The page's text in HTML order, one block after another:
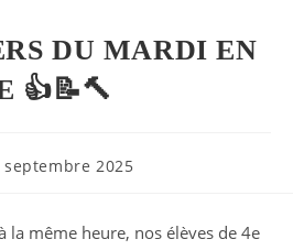
DU MARDI EN
👍📝🔨
septembre 2025
la même heure, nos élèves de 4e